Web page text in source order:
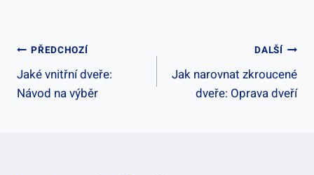
Navigace
Pro
Příspěvek
PŘEDCHOZÍ
Jaké vnitřní dveře:
Návod na výběr
DALŠÍ
Jak narovnat zkroucené
dveře: Oprava dveří